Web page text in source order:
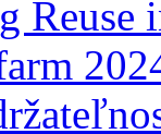
Reuse